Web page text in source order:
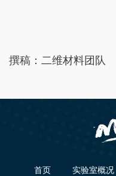
撰稿：二维材料团队
首页 实验室概况